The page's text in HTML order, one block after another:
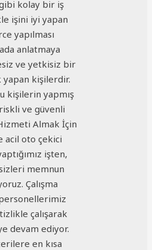
kolay bir iş
işini iyi yapan
yapılması
anlatmaya
ve yetkisiz bir
yapan kişilerdir.
kişilerin yapmış
ve güvenli
Almak İçin
acil oto çekici
işten,
memnun
Çalışma
çalışarak
devam ediyor.
en kısa